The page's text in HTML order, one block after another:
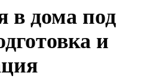
в дома под
и